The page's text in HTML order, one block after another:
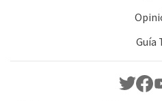
Guía